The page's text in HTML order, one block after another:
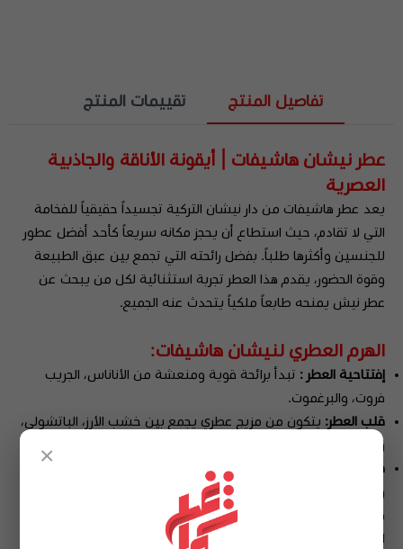
تفاصيل المنتج تقييمات المنتج
عطر نيشان هاشيفات | أيقونة الأناقة والجاذبية
العصرية
يعد عطر هاشيفات من دار نيشان التركية تجسيداً حقيقياً للفخامة
التي لا تقادم، حيث استطاع أن يحجز مكانه سريعاً كأحد أفضل عطور
للجنسين وأكثرها طلباً. بفضل رائحته التي تجمع بين عبق الطبيعة
وقوة الحضور، يقدم هذا العطر تجربة استثنائية لكل من يبحث عن
عطر نيش يمنحه طابعاً ملكياً يتحدث عنه الجميع.
الهرم العطري لنيشان هاشيفات:
إفتتاحية العطر : تبدأ برائحة قوية ومنعشة من الأناناس، الجريب
فروت، والبرغموت.
قلب العطر: يتكون من مزيج عطري يجمع بين خشب الأرز، الباتشولي،
والياسمين.
قاعدة العطر:
تستقر على نوتات عميقة وثابتة من طحلب السندبان
والأخشاب الصافية.
هذا المزيج هو ما يجعله عطر نيش استثنائي يجمع بين الانتعاش
الصيفي والفخامة الشتوية في آن واحد.
×